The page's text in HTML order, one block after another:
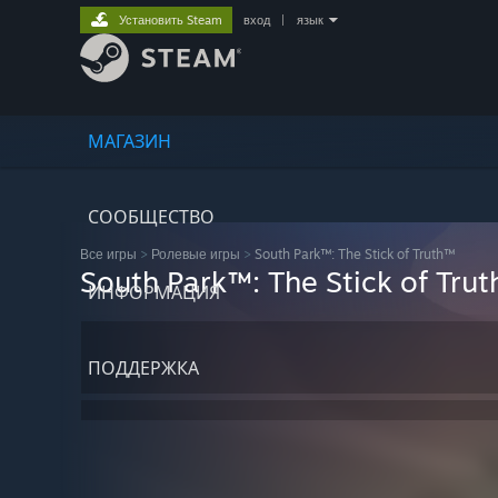
МАГАЗИН
СООБЩЕСТВО
ИНФОРМАЦИЯ
ПОДДЕРЖКА
Установить Steam вход язык
Все игры > Ролевые игры > South Park™: The Stick of Truth™
South Park™: The Stick of